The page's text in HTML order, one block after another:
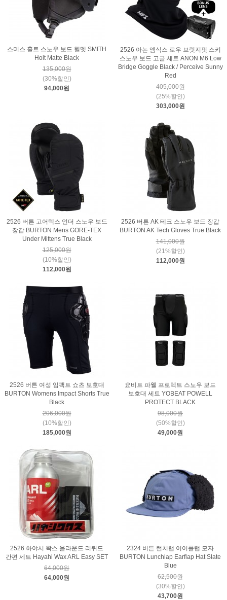
스미스 홀트 스노우 보드 헬멧 SMITH
Holt Matte Black
135,000원
(30%할인)
94,000원
2526 아논 엠식스 로우 브릿지핏 스키
스노우 보드 고글 세트 ANON M6 Low
Bridge Goggle Black / Perceive Sunny
Red
405,000원
(25%할인)
303,000원
2526 버튼 고어텍스 언더 스노우 보드
장갑 BURTON Mens GORE-TEX
Under Mittens True Black
125,000원
(10%할인)
112,000원
2526 버튼 AK 테크 스노우 보드 장갑
BURTON AK Tech Gloves True Black
141,000원
(21%할인)
112,000원
2526 버튼 여성 임팩트 쇼츠 보호대
BURTON Womens Impact Shorts True
Black
206,000원
(10%할인)
185,000원
요비트 파웰 프로텍트 스노우 보드
보호대 세트 YOBEAT POWELL
PROTECT BLACK
98,000원
(50%할인)
49,000원
2526 하야시 왁스 올라운드 리퀴드
간편 세트 Hayahi Wax ARL Easy SET
64,000원
64,000원
2324 버튼 런치랩 이어플랩 모자
BURTON Lunchlap Earflap Hat Slate
Blue
62,500원
(30%할인)
43,700원